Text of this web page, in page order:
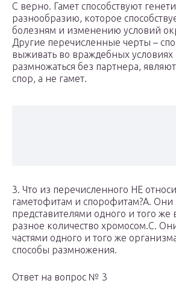
С верно. Гамет способствуют
разнообразию, которое
болезням и изменению условий
Другие перечисленные черты –
выживать во враждебных условиях
размножаться без партнера,
спор, а не гамет.
3. Что из перечисленного НЕ
гаметофитам и спорофитам?A. Они
представителями одного и того же
разное количество хромосом.C.
частями одного и того же
способы размножения.
Ответ на вопрос № 3